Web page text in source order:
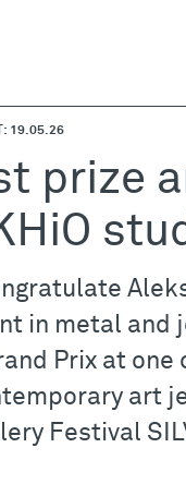
19.05.26
prize
in metal and
Prix at one
art
Festival